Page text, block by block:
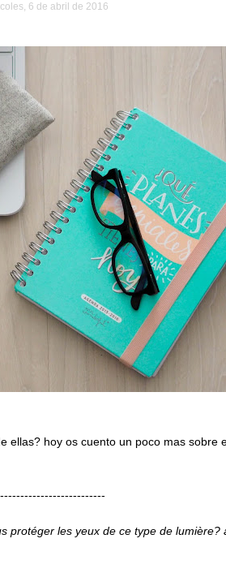
6 de abril de 2016
ellas? hoy os cuento un poco mas sobre
protéger les yeux de ce type de lumière?